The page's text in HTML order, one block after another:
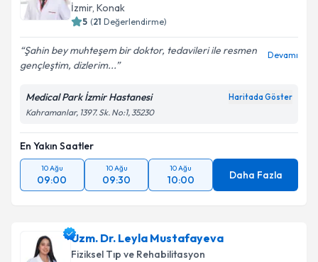
İzmir, Konak
5 (21 Değerlendirme)
Şahin bey muhteşem bir doktor, tedavileri ile resmen
gençleştim, dizlerim...
Devamı
Medical Park İzmir Hastanesi Haritada Göster
Kahramanlar, 1397. Sk. No:1, 35230
En Yakın Saatler
10 Ağu
09:00
10 Ağu
09:30
10 Ağu
10:00 Daha Fazla
Uzm. Dr. Leyla Mustafayeva
Fiziksel Tıp ve Rehabilitasyon